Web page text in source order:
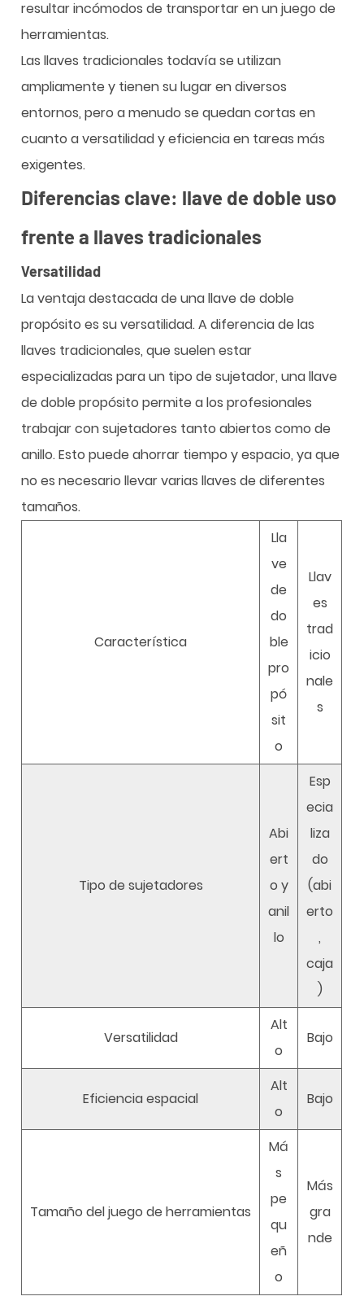
resultar incómodos de transportar en un juego de
herramientas.
Las llaves tradicionales todavía se utilizan
ampliamente y tienen su lugar en diversos
entornos, pero a menudo se quedan cortas en
cuanto a versatilidad y eficiencia en tareas más
exigentes.
Diferencias clave: llave de doble uso
frente a llaves tradicionales
Versatilidad
La ventaja destacada de una llave de doble
propósito es su versatilidad. A diferencia de las
llaves tradicionales, que suelen estar
especializadas para un tipo de sujetador, una llave
de doble propósito permite a los profesionales
trabajar con sujetadores tanto abiertos como de
anillo. Esto puede ahorrar tiempo y espacio, ya que
no es necesario llevar varias llaves de diferentes
tamaños.
Característica
Lla
ve
de
do
ble
pro
pó
sit
o
Llav
es
trad
icio
nale
s
Tipo de sujetadores
Abi
ert
o y
anil
lo
Esp
ecia
liza
do
(abi
erto
,
caja
)
Versatilidad
Alt
o
Bajo
Eficiencia espacial
Alt
o
Bajo
Tamaño del juego de herramientas
Má
s
pe
qu
eñ
o
Más
gra
nde